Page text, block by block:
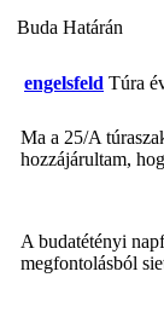
Buda Határán
engelsfeld Túra
Ma a 25/A
hozzájárultam,
A budatétényi
megfontolásból